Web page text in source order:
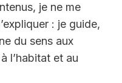
je ne me
: je guide,
du sens aux
l’habitat et au